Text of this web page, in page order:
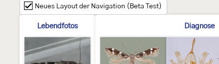
Neues Layout der Navigation (Beta Test)
Lebendfotos Diagnose